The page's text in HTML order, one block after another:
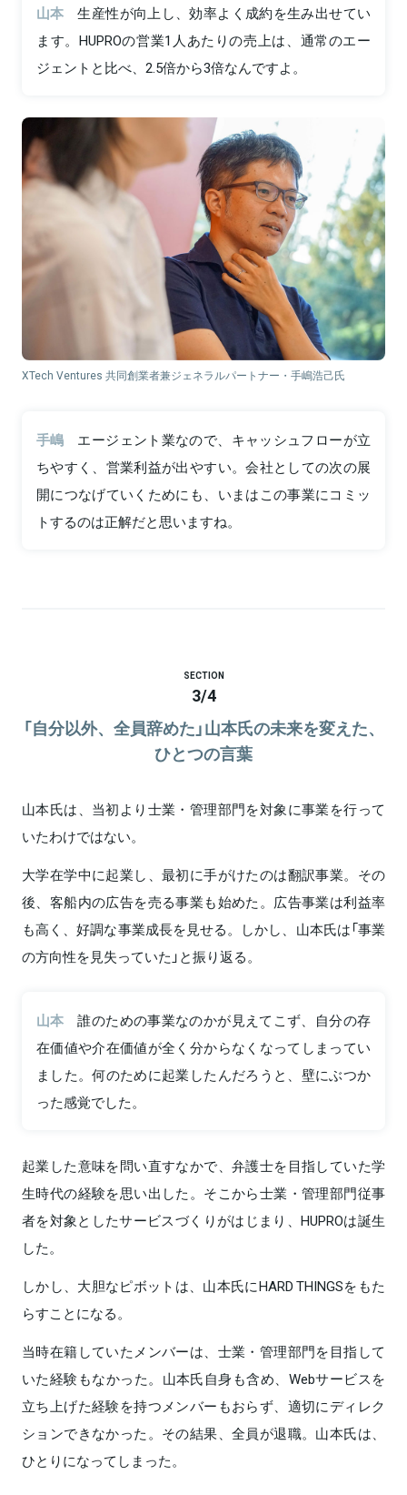
山本
生産性が向上し、効率よく成約を生み出せてい
ます。HUPROの営業1人あたりの売上は、通常のエー
ジェントと比べ、2.5倍から3倍なんですよ。
XTech Ventures 共同創業者兼ジェネラルパートナー・手嶋浩己氏
手嶋
エージェント業なので、キャッシュフローが立
ちやすく、営業利益が出やすい。会社としての次の展
開につなげていくためにも、いまはこの事業にコミッ
トするのは正解だと思いますね。
SECTION
3/4
「自分以外、全員辞めた」山本氏の未来を変えた、
ひとつの言葉
山本氏は、当初より士業・管理部門を対象に事業を行って
いたわけではない。
大学在学中に起業し、最初に手がけたのは翻訳事業。その
後、客船内の広告を売る事業も始めた。広告事業は利益率
も高く、好調な事業成長を見せる。しかし、山本氏は「事業
の方向性を見失っていた」と振り返る。
山本
誰のための事業なのかが見えてこず、自分の存
在価値や介在価値が全く分からなくなってしまってい
ました。何のために起業したんだろうと、壁にぶつか
った感覚でした。
起業した意味を問い直すなかで、弁護士を目指していた学
生時代の経験を思い出した。そこから士業・管理部門従事
者を対象としたサービスづくりがはじまり、HUPROは誕生
した。
しかし、大胆なピボットは、山本氏にHARD THINGSをもた
らすことになる。
当時在籍していたメンバーは、士業・管理部門を目指して
いた経験もなかった。山本氏自身も含め、Webサービスを
立ち上げた経験を持つメンバーもおらず、適切にディレク
ションできなかった。その結果、全員が退職。山本氏は、
ひとりになってしまった。